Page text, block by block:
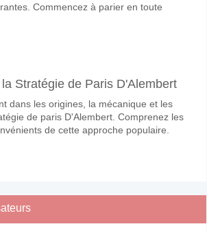
Commencez à parier en toute
Stratégie de Paris D'Alembert
dans les origines, la mécanique et les
de paris D'Alembert. Comprenez les
de cette approche populaire.